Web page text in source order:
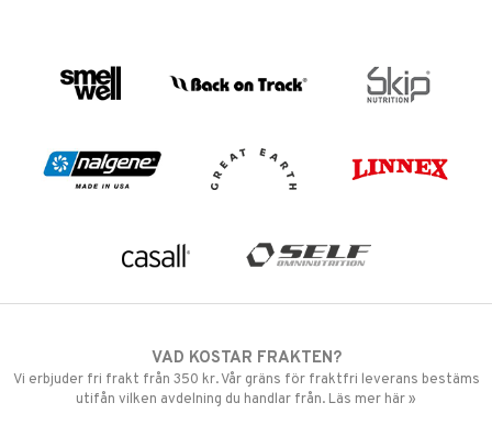
VAD KOSTAR FRAKTEN?
Vi erbjuder fri frakt från 350 kr. Vår gräns för fraktfri leverans bestäms
utifån vilken avdelning du handlar från. Läs mer här »